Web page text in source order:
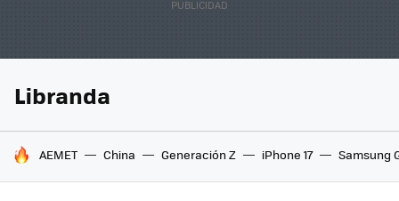
Libranda
HOY SE HABLA DE
AEMET China Generación Z iPhone 17 Samsung